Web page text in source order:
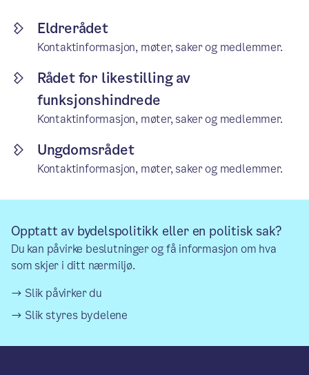
Eldrerådet
Kontaktinformasjon, møter, saker og medlemmer.
Rådet for likestilling av
funksjonshindrede
Kontaktinformasjon, møter, saker og medlemmer.
Ungdomsrådet
Kontaktinformasjon, møter, saker og medlemmer.
Opptatt av bydelspolitikk eller en politisk sak?
Du kan påvirke beslutninger og få informasjon om hva
som skjer i ditt nærmiljø.
Slik påvirker du
Slik styres bydelene